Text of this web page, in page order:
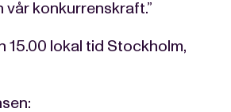
konkurrenskraft.”
lokal tid Stockholm,